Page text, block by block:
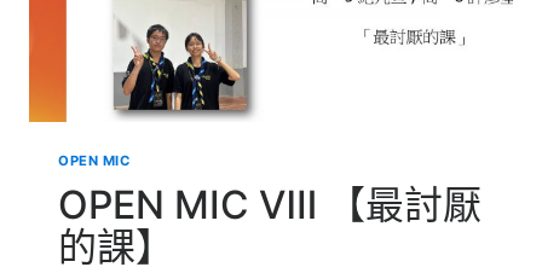
OPEN MIC
OPEN MIC Ⅷ 【最討厭
的課】